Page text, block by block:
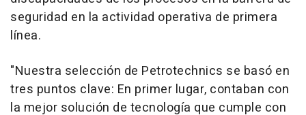
seguridad en la actividad operativa de primera
línea.
"Nuestra selección de Petrotechnics se basó en
tres puntos clave: En primer lugar, contaban con
la mejor solución de tecnología que cumple con